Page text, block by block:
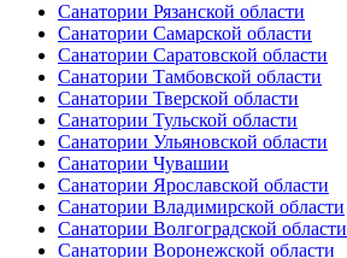
Санатории Рязанской области
Санатории Самарской области
Санатории Саратовской области
Санатории Тамбовской области
Санатории Тверской области
Санатории Тульской области
Санатории Ульяновской области
Санатории Чувашии
Санатории Ярославской области
Санатории Владимирской области
Санатории Волгоградской области
Санатории Воронежской области